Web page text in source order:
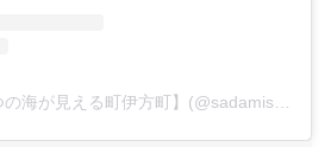
海が見える町伊方町】